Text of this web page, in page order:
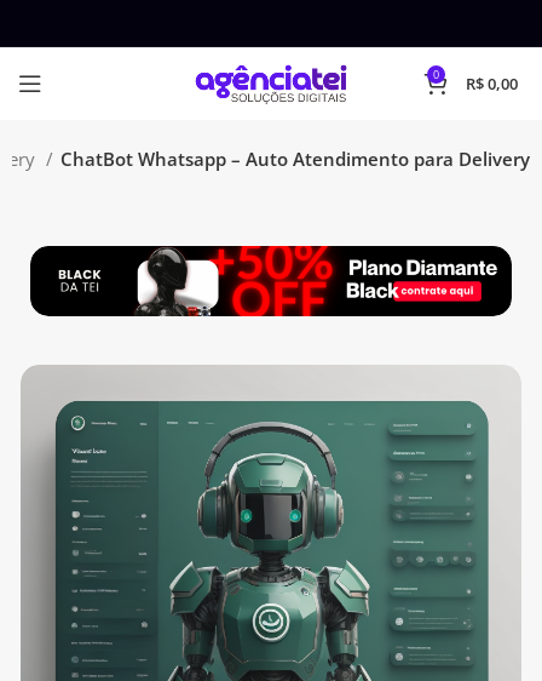
0 R$0,00
ChatBot Whatsapp – Auto Atendimento para Delivery